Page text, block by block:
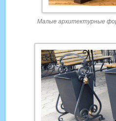
Малые архитектурные